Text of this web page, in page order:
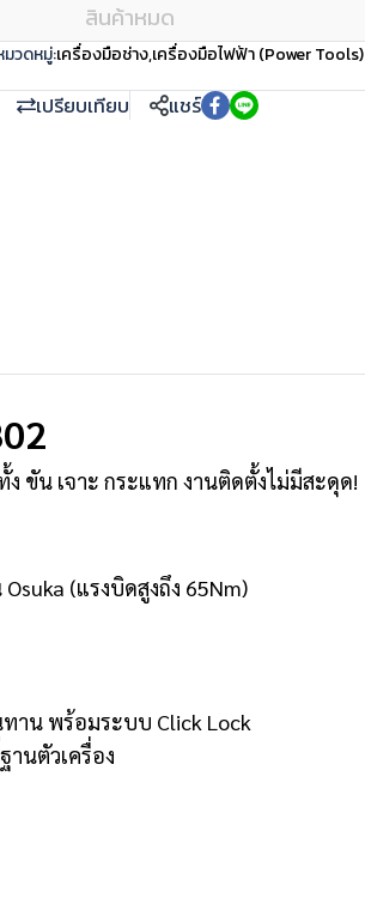
สินค้าหมด
มวดหมู่:เครื่องมือช่าง,เครื่องมือไฟฟ้า (Power Tools)
เปรียบเทียบ แชร์
ง ขัน เจาะ กระแทก งานติดตั้งไม่มีสะดุด!
(แรงบิดสูงถึง 65Nm)
าน พร้อมระบบ Click Lock
านตัวเครื่อง